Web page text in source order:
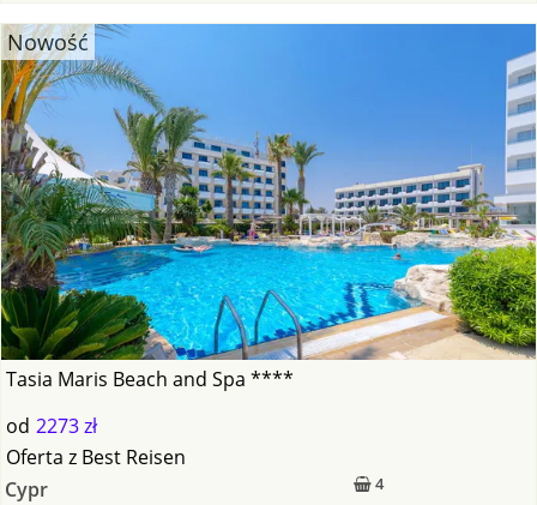
Tasia Maris Beach and Spa ****
od 2273 zł
4
Nowość
Oferta z Best Reisen
Cypr